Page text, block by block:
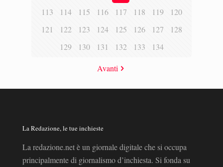
113
114 115 116 117 118 119
120
121
122 123 124 125 126 127
128
129
130 131 132 133 134
Avanti
La Redazione, le tue inchieste
La redazione.net è un giornale digitale che si occupa
principalmente di giornalismo d’inchiesta. Si fonda su